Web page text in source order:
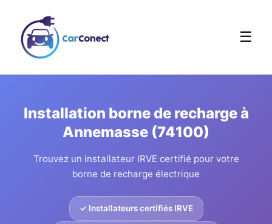
☰
Installation borne de recharge à
Annemasse (74100)
Trouvez un installateur IRVE certifié pour votre
borne de recharge électrique
✓ Installateurs certifiés IRVE